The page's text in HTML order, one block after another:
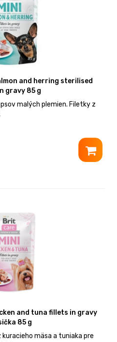
and herring sterilised
gravy 85 g
malých plemien. Filetky z
and tuna fillets in gravy
85 g
mäsa a tuniaka pre